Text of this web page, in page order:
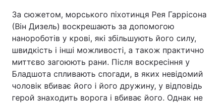
Цікавинки Погода
Екологія Регіони
Відео з Youtube Статті
За сюжетом, морського піхотинця Рея Гаррісона
(Він Дизель) воскрешають за допомогою
нанороботів у крові, які збільшують його силу,
швидкість і інші можливості, а також практично
миттєво загоюють рани. Після воскресіння у
Бладшота спливають спогади, в яких невідомий
чоловік вбиває його і його дружину, у відповідь
герой знаходить ворога і вбиває його. Однак не